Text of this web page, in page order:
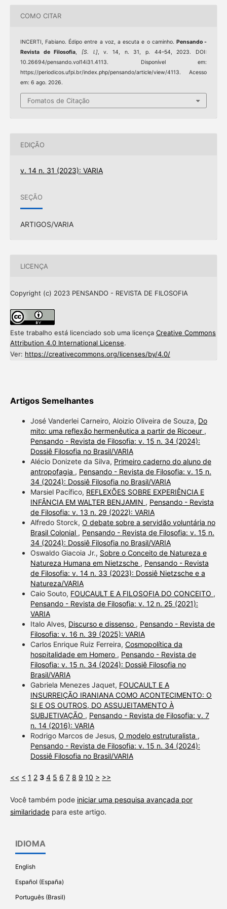
COMO CITAR
INCERTI, Fabiano. Édipo entre a voz, a escuta e o caminho. Pensando -
Revista de Filosofia, [S. l.], v. 14, n. 31, p. 44–54, 2023. DOI:
10.26694/pensando.vol14i31.4113. Disponível em:
https://periodicos.ufpi.br/index.php/pensando/article/view/4113. Acesso
em: 6 ago. 2026.
Fomatos de Citação
EDIÇÃO
v. 14 n. 31 (2023): VARIA
SEÇÃO
ARTIGOS/VARIA
LICENÇA
Copyright (c) 2023 PENSANDO - REVISTA DE FILOSOFIA
Este trabalho está licenciado sob uma licença Creative Commons
Attribution 4.0 International License.
Ver: https://creativecommons.org/licenses/by/4.0/
Artigos Semelhantes
José Vanderlei Carneiro, Aloizio Oliveira de Souza, Do
mito: uma reflexão hermenêutica a partir de Ricoeur ,
Pensando - Revista de Filosofia: v. 15 n. 34 (2024):
Dossiê Filosofia no Brasil/VARIA
Alécio Donizete da Silva, Primeiro caderno do aluno de
antropofagia , Pensando - Revista de Filosofia: v. 15 n.
34 (2024): Dossiê Filosofia no Brasil/VARIA
Marsiel Pacífico, REFLEXÕES SOBRE EXPERIÊNCIA E
INFÂNCIA EM WALTER BENJAMIN , Pensando - Revista
de Filosofia: v. 13 n. 29 (2022): VARIA
Alfredo Storck, O debate sobre a servidão voluntária no
Brasil Colonial , Pensando - Revista de Filosofia: v. 15 n.
34 (2024): Dossiê Filosofia no Brasil/VARIA
Oswaldo Giacoia Jr., Sobre o Conceito de Natureza e
Natureza Humana em Nietzsche , Pensando - Revista
de Filosofia: v. 14 n. 33 (2023): Dossiê Nietzsche e a
Natureza/VARIA
Caio Souto, FOUCAULT E A FILOSOFIA DO CONCEITO ,
Pensando - Revista de Filosofia: v. 12 n. 25 (2021):
VARIA
Italo Alves, Discurso e dissenso , Pensando - Revista de
Filosofia: v. 16 n. 39 (2025): VARIA
Carlos Enrique Ruiz Ferreira, Cosmopolítica da
hospitalidade em Homero , Pensando - Revista de
Filosofia: v. 15 n. 34 (2024): Dossiê Filosofia no
Brasil/VARIA
Gabriela Menezes Jaquet, FOUCAULT E A
INSURREIÇÃO IRANIANA COMO ACONTECIMENTO: O
SI E OS OUTROS, DO ASSUJEITAMENTO À
SUBJETIVAÇÃO , Pensando - Revista de Filosofia: v. 7
n. 14 (2016): VARIA
Rodrigo Marcos de Jesus, O modelo estruturalista ,
Pensando - Revista de Filosofia: v. 15 n. 34 (2024):
Dossiê Filosofia no Brasil/VARIA
<< < 1 2 3 4 5 6 7 8 9 10 > >>
Você também pode iniciar uma pesquisa avançada por
similaridadepara este artigo.
IDIOMA
English
Español (España)
Português (Brasil)